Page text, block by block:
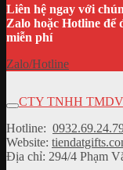
Liên hệ ngay với
Zalo hoặc Hotline để
miễn phí
Zalo/Hotline
CTY TNHH
Hotline:
Website:
Địa chỉ: 294/4 Phạm